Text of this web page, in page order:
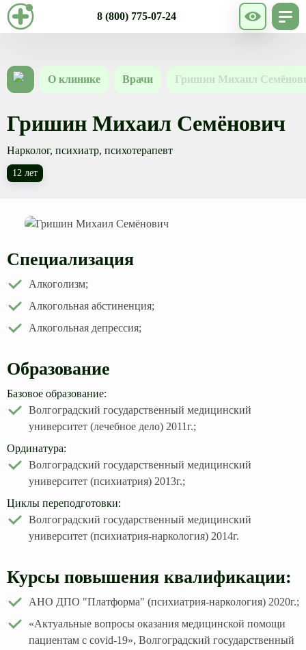
8 (800) 775-07-24
О клинике Врачи Гришин Михаил
Гришин Михаил Семёнович
Нарколог, психиатр, психотерапевт
12 лет
Специализация
Алкоголизм;
Алкогольная абстиненция;
Алкогольная депрессия;
Образование
Базовое образование:
Волгоградский государственный медицинский
университет (лечебное дело) 2011г.;
Ординатура:
Волгоградский государственный медицинский
университет (психиатрия) 2013г.;
Циклы переподготовки:
Волгоградский государственный медицинский
университет (психиатрия-наркология) 2014г.
Курсы повышения квалификации:
АНО ДПО "Платформа" (психиатрия-наркология) 2020г.;
«Актуальные вопросы оказания медицинской помощи
пациентам с covid-19», Волгоградский государственный